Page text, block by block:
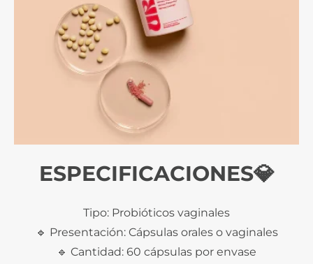
ESPECIFICACIONES💎
Tipo: Probióticos vaginales
🔹 Presentación: Cápsulas orales o vaginales
🔹 Cantidad: 60 cápsulas por envase